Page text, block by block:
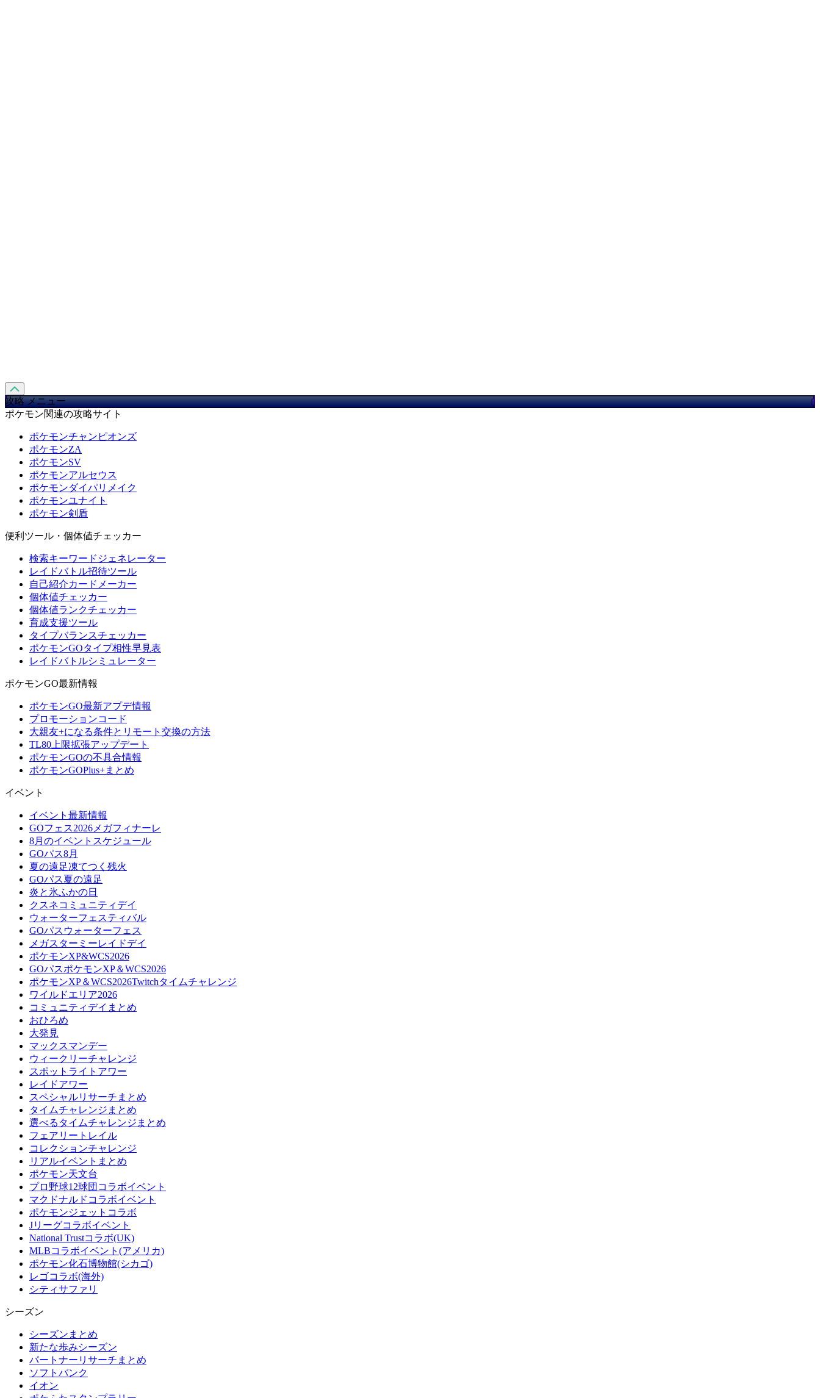
攻略 メニュー
ポケモン関連の攻略サイト
ポケモンチャンピオンズ
ポケモンZA
ポケモンSV
ポケモンアルセウス
ポケモンダイパリメイク
ポケモンユナイト
ポケモン剣盾
便利ツール・個体値チェッカー
検索キーワードジェネレーター
レイドバトル招待ツール
自己紹介カードメーカー
個体値チェッカー
個体値ランクチェッカー
育成支援ツール
タイプバランスチェッカー
ポケモンGOタイプ相性早見表
レイドバトルシミュレーター
ポケモンGO最新情報
ポケモンGO最新アプデ情報
プロモーションコード
大親友+になる条件とリモート交換の方法
TL80上限拡張アップデート
ポケモンGOの不具合情報
ポケモンGOPlus+まとめ
イベント
イベント最新情報
GOフェス2026メガフィナーレ
8月のイベントスケジュール
GOパス8月
夏の遠足凍てつく残火
GOパス夏の遠足
炎と氷ふかの日
クスネコミュニティデイ
ウォーターフェスティバル
GOパスウォーターフェス
メガスターミーレイドデイ
ポケモンXP&WCS2026
GOパスポケモンXP＆WCS2026
ポケモンXP＆WCS2026Twitchタイムチャレンジ
ワイルドエリア2026
コミュニティデイまとめ
おひろめ
大発見
マックスマンデー
ウィークリーチャレンジ
スポットライトアワー
レイドアワー
スペシャルリサーチまとめ
タイムチャレンジまとめ
選べるタイムチャレンジまとめ
フェアリートレイル
コレクションチャレンジ
リアルイベントまとめ
ポケモン天文台
プロ野球12球団コラボイベント
マクドナルドコラボイベント
ポケモンジェットコラボ
Jリーグコラボイベント
National Trustコラボ(UK)
MLBコラボイベント(アメリカ)
ポケモン化石博物館(シカゴ)
レゴコラボ(海外)
シティサファリ
シーズン
シーズンまとめ
新たな歩みシーズン
パートナーリサーチまとめ
ソフトバンク
イオン